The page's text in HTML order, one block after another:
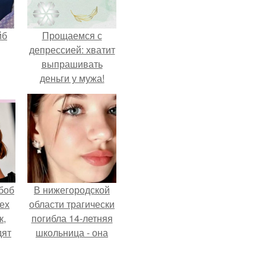
Прощаемся с
депрессией: хватит
выпрашивать
деньги у мужа!
В нижегородской
области трагически
погибла 14-летняя
школьница - она